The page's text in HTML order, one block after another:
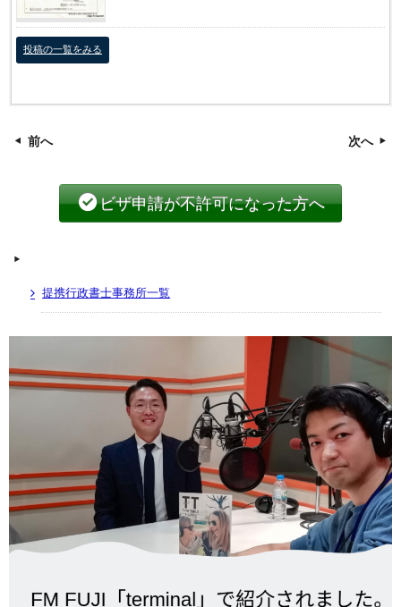
投稿の一覧をみる
前へ 次へ
ビザ申請が不許可になった方へ
提携行政書士事務所一覧